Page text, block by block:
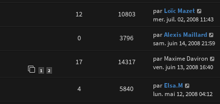
12 10803 par Loïc Mazet
mer. juil. 02, 2008 11:43
0 3796 parAlexis Maillard
sam. juin 14, 2008 21:59
1 2
17 14317 par Maxime Daviron
ven. juin 13, 2008 16:40
4 5840 par Elsa.M
lun. mai 12, 2008 04:12